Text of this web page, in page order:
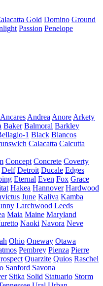
Gold Domino Ground
Passion Penelope
Ancares Andrea Anore Arkety
Baker Balmoral Barkley
1 Black Blancos
Calacatta Calcutta
Concept Concrete Coverty
Delf Detroit Ducale Edges
Eternal Even Fox Grace
Hakea Hannover Hardwood
June Kaliva Kamba
Larchwood Leeds
Maia Maine Maryland
Naoki Navora Neve
Ohio Oneway Otawa
Pembrey Pienza Pierre
Quarzite Quios Raschel
Sanford Savona
Sitka Solid Statuario Storm